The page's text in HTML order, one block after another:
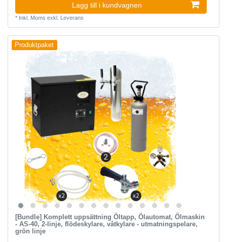
Lagg till i kundvagnen
* Inkl. Moms exkl. Leverans
Produktpaket
[Bundle] Komplett uppsättning Öltapp, Ölautomat, Ölmaskin
- AS-40, 2-linje, flödeskylare, våtkylare - utmatningspelare,
grön linje